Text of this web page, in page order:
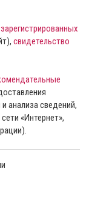
свидетельство
анализа сведений,
«Интернет»,